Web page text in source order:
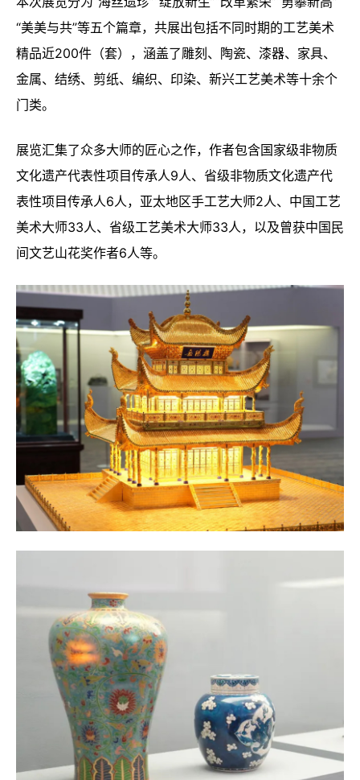
“美美与共”等五个篇章，共展出包括不同时期的工艺美术
精品近200件（套），涵盖了雕刻、陶瓷、漆器、家具、
金属、结绣、剪纸、编织、印染、新兴工艺美术等十余个
门类。
展览汇集了众多大师的匠心之作，作者包含国家级非物质
文化遗产代表性项目传承人9人、省级非物质文化遗产代
表性项目传承人6人，亚太地区手工艺大师2人、中国工艺
美术大师33人、省级工艺美术大师33人，以及曾获中国民
间文艺山花奖作者6人等。